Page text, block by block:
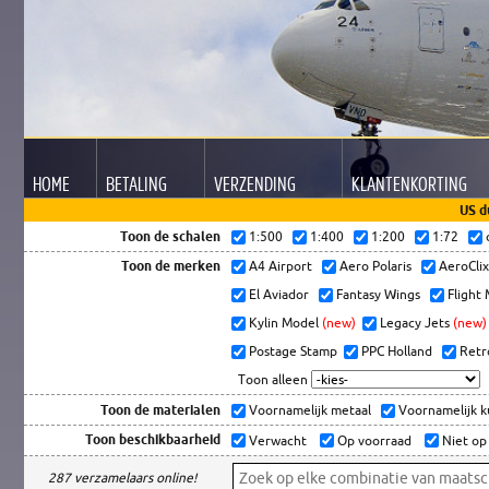
HOME BETALING VERZENDING KLANTENKORTING
US
Toon de schalen
1:500 1:400 1:200 1:72
Toon de merken A4 Airport Aero Polaris
El Aviador
Fantasy Wings
Flight
Kylin Model (new) Legacy Jets (new)
Postage Stamp
PPC Holland
Toon alleen
Toon de materialen Voornamelijk metaal Voornamelijk
Toon beschikbaarheid Verwacht Op voorraad Niet
287 verzamelaars online!